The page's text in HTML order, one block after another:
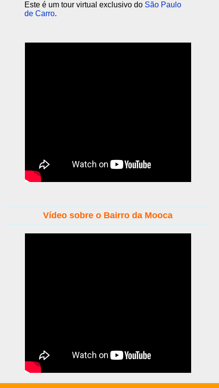
Este é um tour virtual exclusivo do São Paulo
de Carro.
Vídeo sobre o Bairro da Mooca